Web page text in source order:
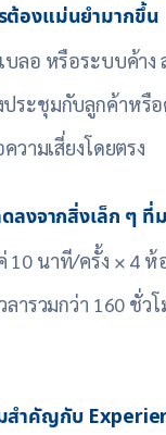
ต้องแม่นยำมากขึ้น
บลอ หรือระบบค้าง
ประชุมกับลูกค้าหรื
วามเสี่ยงโดยตรง
งจากสิ่งเล็ก ๆ ที่
10 นาที/ครั้ง × 4 ห้
ลารวมกว่า 160 ชั่ว
สำคัญกับ